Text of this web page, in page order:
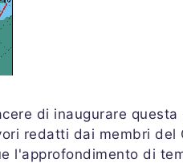
di inaugurare
redatti dai membri
l'approfondimento di